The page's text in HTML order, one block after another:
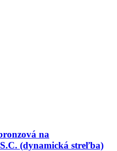
na
(dynamická streľba)